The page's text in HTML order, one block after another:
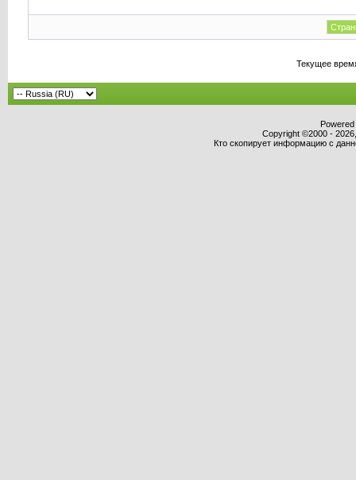
Текущее
Copyright ©2000 -
Кто скопирует информацию с